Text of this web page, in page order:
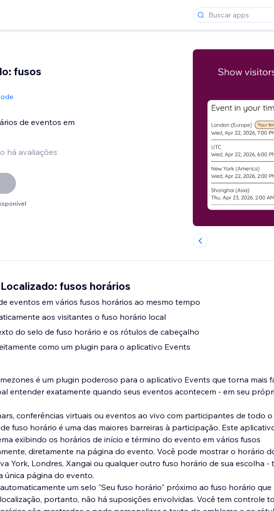
fusos
de eventos em
há avaliações
fusos horários
eventos em vários fusos horários ao mesmo tempo
aos visitantes o fuso horário local
do selo de fuso horário e os rótulos de cabeçalho
como um plugin para o aplicativo Events
é um plugin poderoso para o aplicativo Events que torna mais
entender exatamente quando seus eventos acontecem - em seu
conferências virtuais ou eventos ao vivo com participantes de todo o
fuso horário é uma das maiores barreiras à participação. Este
exibindo os horários de início e término do evento em vários fusos
diretamente na página do evento. Você pode mostrar o horário
York, Londres, Xangai ou qualquer outro fuso horário de sua escolha -
única página do evento.
um selo "Seu fuso horário" próximo ao fuso horário que
portanto, não há suposições envolvidas. Você tem controle